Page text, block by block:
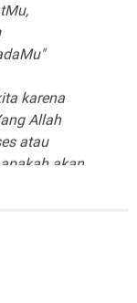
Allah
atau
akan